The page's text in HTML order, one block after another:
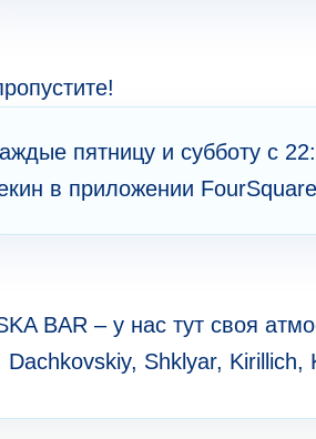
пятницу и субботу с
в приложении
BAR – у нас тут своя
Dachkovskiy, Shklyar, Kirillich,